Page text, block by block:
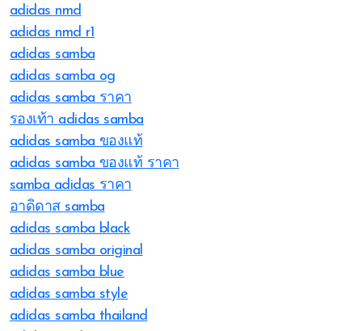
adidas nmd
adidas nmd r1
adidas samba
adidas samba og
adidas samba ราคา
รองเท้า adidas samba
adidas samba ของแท้
adidas samba ของแท้ ราคา
samba adidas ราคา
อาดิดาส samba
adidas samba black
adidas samba original
adidas samba blue
adidas samba style
adidas samba thailand